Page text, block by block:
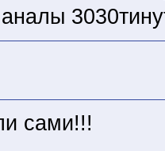
сами!!!